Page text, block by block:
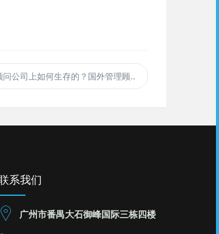
问公司上如何生存的？国外管理顾..
系我们
广州市番禺大石御峰国际三栋四楼